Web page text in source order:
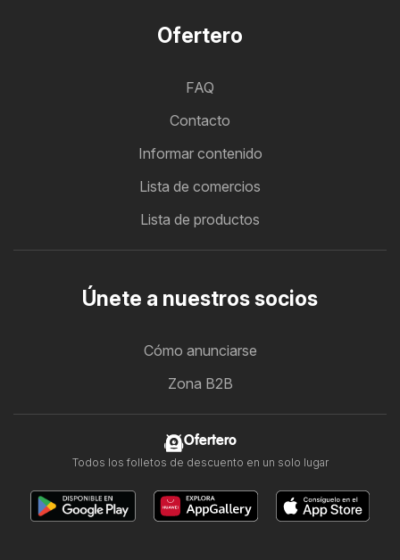
Ofertero
FAQ
Contacto
Informar contenido
Lista de comercios
Lista de productos
Únete a nuestros socios
Cómo anunciarse
Zona B2B
Ofertero
Todos los folletos de descuento en un solo lugar